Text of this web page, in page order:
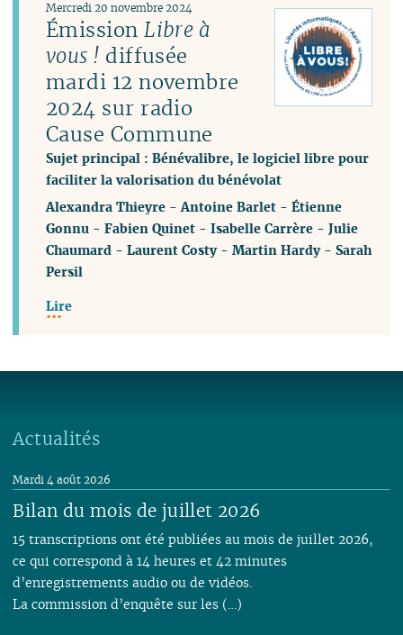
ÉmissionLibre à
vous ! diffusée
mardi 12 novembre
2024 sur radio
Cause Commune
Sujet principal : Bénévalibre, le logiciel libre pour
faciliter la valorisation du bénévolat
Mercredi 20 novembre 2024
Alexandra Thieyre -Antoine Barlet -Étienne
Gonnu -Fabien Quinet -Isabelle Carrère -Julie
Chaumard -Laurent Costy-Martin Hardy-Sarah
Persil
Lire
Actualités
Bilan du mois de juillet 2026
Mardi 4 août 2026
15 transcriptions ont été publiées au mois de juillet 2026,
ce qui correspond à 14 heures et 42 minutes
d’enregistrements audio ou de vidéos.
La commission d’enquête sur les (…)